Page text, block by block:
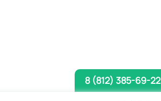
8 (812) 385-69-22